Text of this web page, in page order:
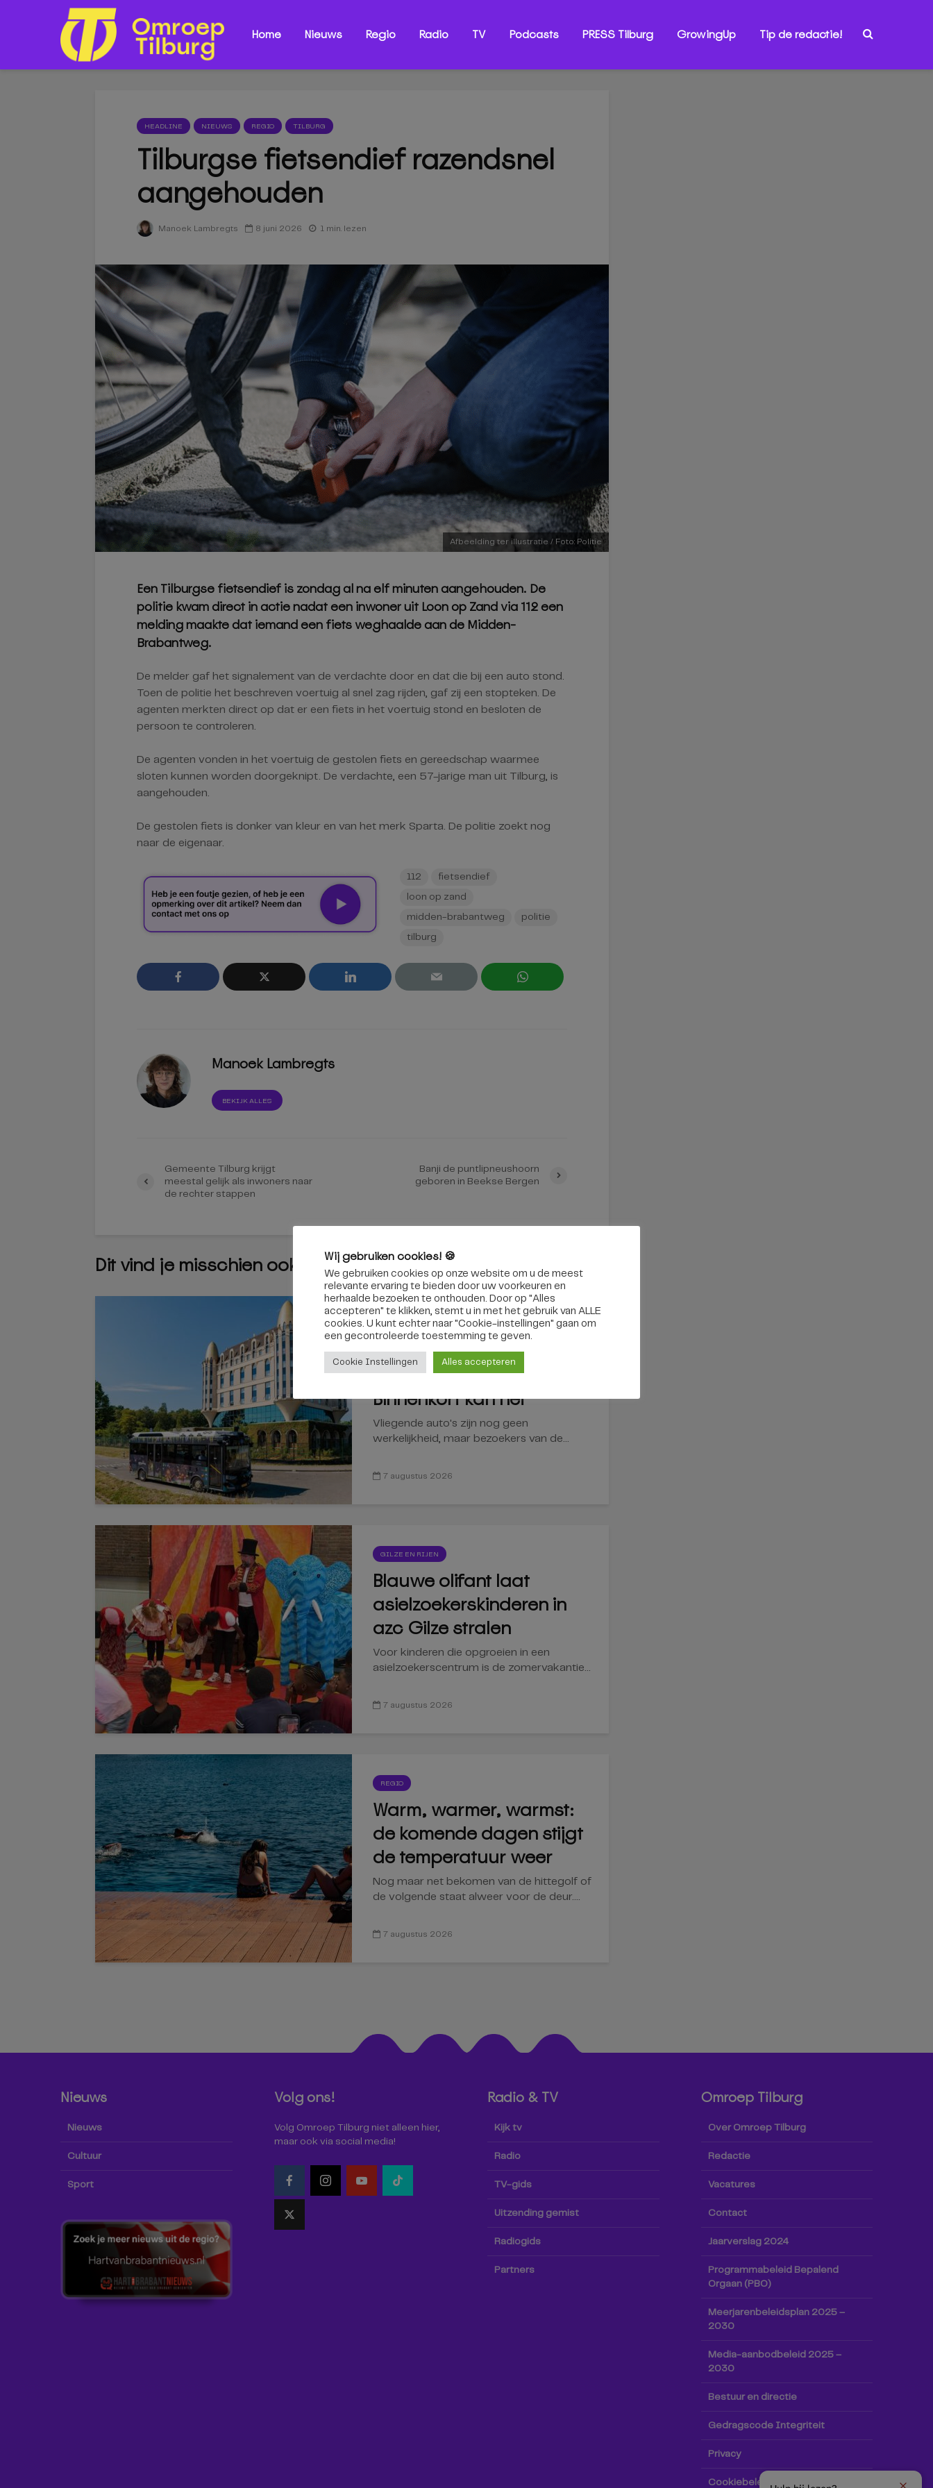
Home Nieuws Regio Radio TV Podcasts PRESS Tilburg GrowingUp Tip de redactie!
HEADLINE NIEUWS REGIO TILBURG
Tilburgse fietsendief razendsnel
aangehouden
Manoek Lambregts 8 juni 2026 1 min. lezen
Afbeelding ter illustratie / Foto: Politie
Een Tilburgse fietsendief is zondag al na elf minuten aangehouden. De
politie kwam direct in actie nadat een inwoner uit Loon op Zand via 112 een
melding maakte dat iemand een fiets weghaalde aan de Midden-
Brabantweg.
De melder gaf het signalement van de verdachte door en dat die bij een auto stond.
Toen de politie het beschreven voertuig al snel zag rijden, gaf zij een stopteken. De
agenten merkten direct op dat er een fiets in het voertuig stond en besloten de
persoon te controleren.
De agenten vonden in het voertuig de gestolen fiets en gereedschap waarmee
sloten kunnen worden doorgeknipt. De verdachte, een 57-jarige man uit Tilburg, is
aangehouden.
De gestolen fiets is donker van kleur en van het merk Sparta. De politie zoekt nog
naar de eigenaar.
112 fietsendief
loon op zand
midden-brabantweg politie
tilburg
Manoek Lambregts
BEKIJK ALLES
Gemeente Tilburg krijgt
meestal gelijk als inwoners naar
de rechter stappen
Banji de puntlipneushoorn
geboren in Beekse Bergen
Dit vind je misschien ook interessant
REGIO
Via een zelfrijdende bus
naar de Efteling?
Binnenkort kan het
Vliegende auto's zijn nog geen
werkelijkheid, maar bezoekers van de...
7 augustus 2026
GILZE EN RIJEN
Blauwe olifant laat
asielzoekerskinderen in
azc Gilze stralen
Voor kinderen die opgroeien in een
asielzoekerscentrum is de zomervakantie...
7 augustus 2026
REGIO
Warm, warmer, warmst:
de komende dagen stijgt
de temperatuur weer
Nog maar net bekomen van de hittegolf of
de volgende staat alweer voor de deur....
7 augustus 2026
Nieuws
Nieuws
Cultuur
Sport
Volg ons!
Volg Omroep Tilburg niet alleen hier,
maar ook via social media!
Radio & TV
Kijk tv
Radio
TV-gids
Uitzending gemist
Radiogids
Partners
Omroep Tilburg
Over Omroep Tilburg
Redactie
Vacatures
Contact
Jaarverslag 2024
Programmabeleid Bepalend
Orgaan (PBO)
Meerjarenbeleidsplan 2025 –
2030
Media-aanbodbeleid 2025 –
2030
Bestuur en directie
Gedragscode Integriteit
Privacy
Cookiebeleid
Wij gebruiken cookies! 🍪
We gebruiken cookies op onze website om u de meest
relevante ervaring te bieden door uw voorkeuren en
herhaalde bezoeken te onthouden. Door op "Alles
accepteren" te klikken, stemt u in met het gebruik van ALLE
cookies. U kunt echter naar "Cookie-instellingen" gaan om
een ​​gecontroleerde toestemming te geven.
Cookie Instellingen Alles accepteren